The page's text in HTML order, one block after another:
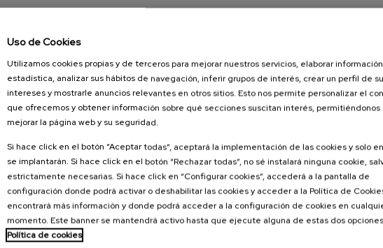
ETC.)
docx xlsx rar zip.
Uso de Cookies
Utilizamos cookies propias y de terceros para mejorar nuestros servicios, elaborar información
estadística, analizar sus hábitos de navegación, inferir grupos de interés, crear un perfil de
intereses y mostrarle anuncios relevantes en otros sitios. Esto nos permite personalizar el
que ofrecemos y obtener información sobre qué secciones suscitan interés, permitiéndonos
mejorar la página web y su seguridad.
Si hace click en el botón “Aceptar todas”, aceptará la implementación de las cookies y solo
se implantarán. Si hace click en el botón “Rechazar todas”, no sé instalará ninguna cookie,
estrictamente necesarias. Si hace click en “Configurar cookies”, accederá a la pantalla de
configuración donde podrá activar o deshabilitar las cookies y acceder a la Política de
encontrará más información y donde podrá acceder a la configuración de cookies en
momento. Este banner se mantendrá activo hasta que ejecute alguna de estas dos
Política de cookies